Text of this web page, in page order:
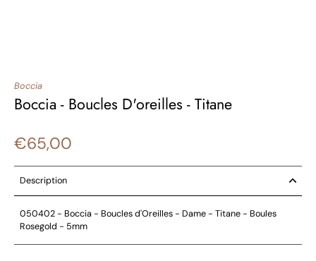
Boccia
Boccia - Boucles D'oreilles - Titane
€65,00
Description
050402 - Boccia - Boucles d'Oreilles - Dame - Titane - Boules
Rosegold - 5mm